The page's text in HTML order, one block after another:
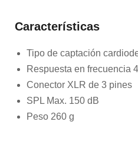
Características
Tipo de captación
Respuesta en frecuencia
Conector XLR de 3 pines
SPL Max. 150 dB
Peso 260 g